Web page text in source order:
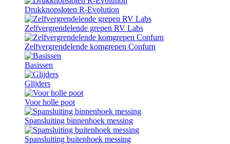
Drukknopsloten R-Evolution
Zelfvergrendelende grepen RV Labs
Zelfvergrendelende komgrepen Confurn
Basissen
Glijders
Voor holle poot
Spansluiting binnenhoek messing
Spansluiting buitenhoek messing